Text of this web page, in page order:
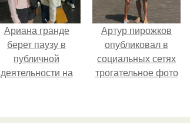
Ариана гранде
берет паузу в
публичной
деятельности на
Артур пирожков
опубликовал в
социальных сетях
трогательное фото
сделанное во